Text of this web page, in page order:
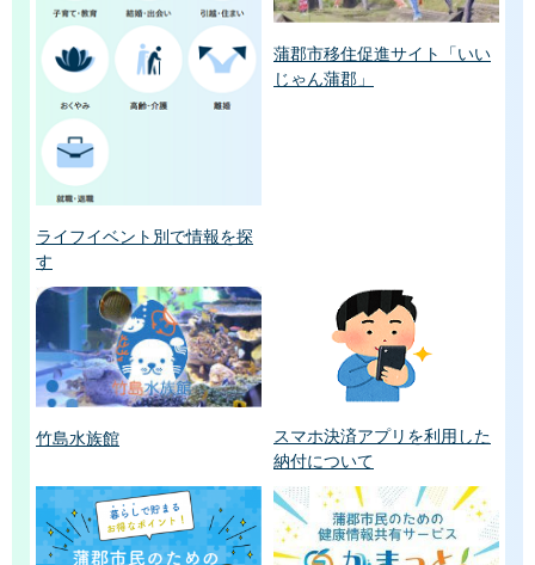
ライフイベント別で情報を探
す
蒲郡市移住促進サイト「いい
じゃん蒲郡」
竹島水族館
スマホ決済アプリを利用した
納付について